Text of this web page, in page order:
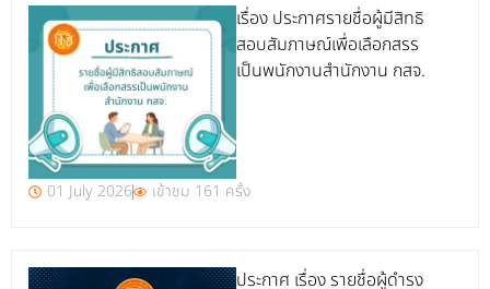
เรื่อง ประกาศรายชื่อผู้มีสิทธิ
สอบสัมภาษณ์เพื่อเลือกสรร
เป็นพนักงานสำนักงาน กสจ.
01 July 2026 เข้าชม 161 ครั้ง
ประกาศ เรื่อง รายชื่อผู้ดำรง